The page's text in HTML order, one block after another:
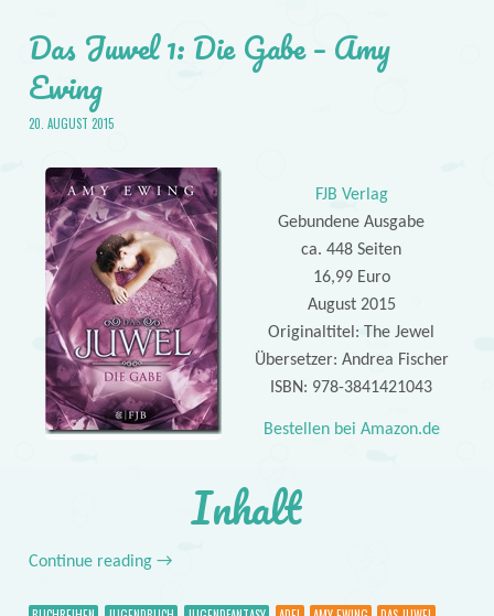
Das Juwel 1: Die Gabe – Amy
Ewing
20. AUGUST 2015
FJB Verlag
Gebundene Ausgabe
ca. 448 Seiten
16,99 Euro
August 2015
Originaltitel: The Jewel
Übersetzer: Andrea Fischer
ISBN: 978-3841421043
Bestellen bei Amazon.de
Inhalt
Continue reading →